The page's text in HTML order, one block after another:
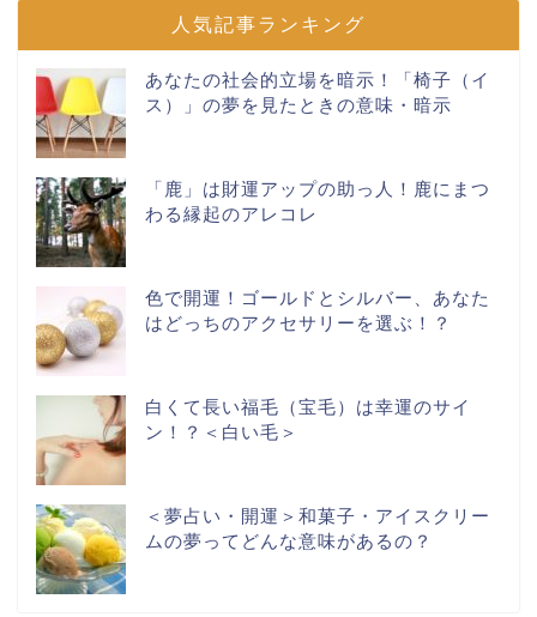
人気記事ランキング
あなたの社会的立場を暗示！「椅子（イ
ス）」の夢を見たときの意味・暗示
「鹿」は財運アップの助っ人！鹿にまつ
わる縁起のアレコレ
色で開運！ゴールドとシルバー、あなた
はどっちのアクセサリーを選ぶ！？
白くて長い福毛（宝毛）は幸運のサイ
ン！？＜白い毛＞
＜夢占い・開運＞和菓子・アイスクリー
ムの夢ってどんな意味があるの？